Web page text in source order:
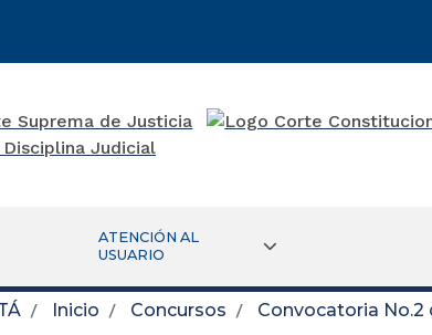
ATENCIÓN AL
USUARIO
Inicio Concursos
Convocatoria No.2